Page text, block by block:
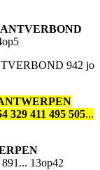
942 jo
329 411 495 505...
13op42